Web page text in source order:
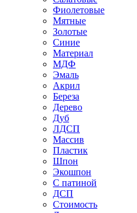
Фиолетовые
Мятные
Золотые
Синие
Материал
МДФ
Эмаль
Акрил
Береза
Дерево
Дуб
ЛДСП
Массив
Пластик
Шпон
Экошпон
С патиной
ДСП
Стоимость